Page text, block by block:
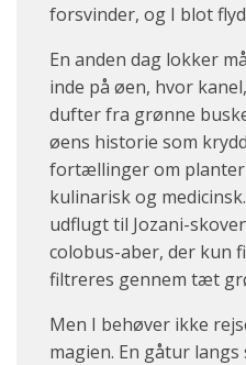
forsvinder, og I blot
En anden dag lokker
inde på øen, hvor
dufter fra grønne
øens historie som
fortællinger om
kulinarisk og
udflugt til Jozani-
colobus-aber, der kun
filtreres gennem tæt
Men I behøver ikke
magien. En gåtur